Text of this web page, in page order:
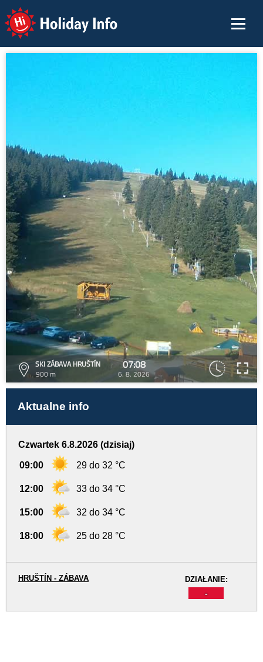
Holiday Info
SKI ZÁBAVA HRUŠTÍN
900 m
07:08
6. 8. 2026
Aktualne info
Czwartek 6.8.2026 (dzisiaj)
09:00 29 do 32 °C
12:00 33 do 34 °C
15:00 32 do 34 °C
18:00 25 do 28 °C
DZIAŁANIE:
-
HRUŠTÍN - ZÁBAVA